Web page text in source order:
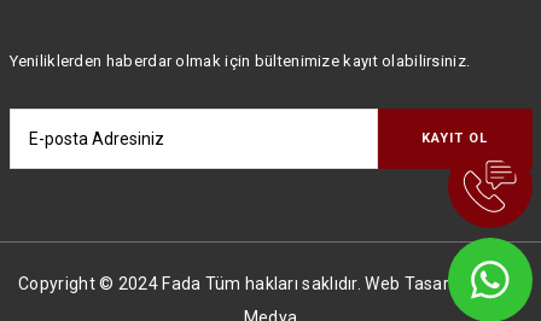
Yeniliklerden haberdar olmak için bültenimize kayıt olabilirsiniz.
Copyright © 2024 Fada Tüm hakları saklıdır. Web TasarımGlobal
Medya